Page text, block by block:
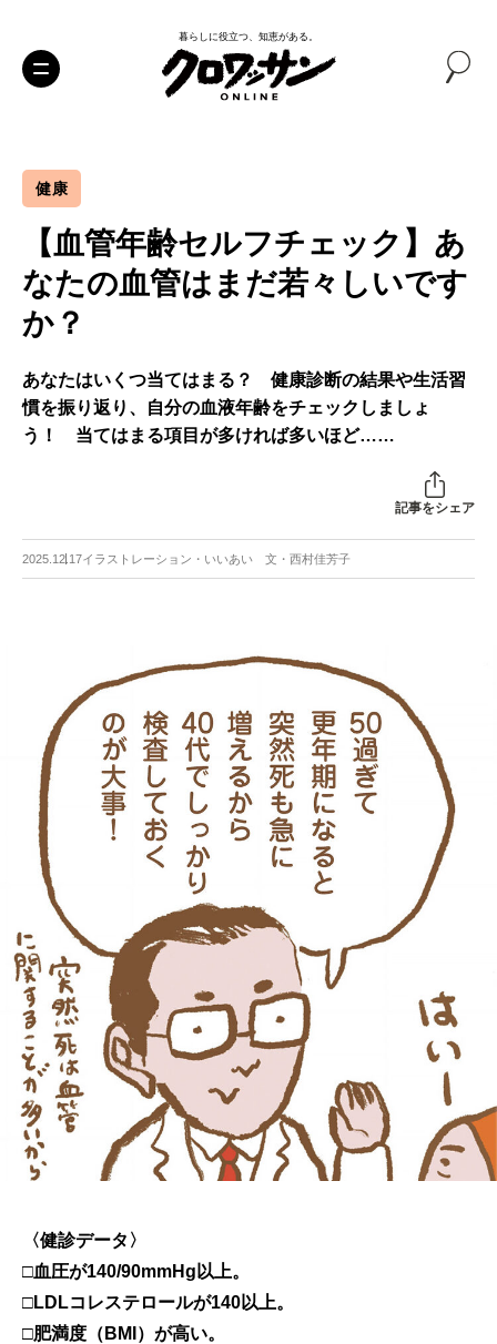
暮らしに役立つ、知恵がある。
健康
【血管年齢セルフチェック】あ
なたの血管はまだ若々しいです
か？
あなたはいくつ当てはまる？ 健康診断の結果や生活習
慣を振り返り、自分の血液年齢をチェックしましょ
う！ 当てはまる項目が多ければ多いほど……
記事をシェア
2025.12.17イラストレーション・いいあい 文・西村佳芳子
〈健診データ〉
□血圧が140/90mmHg以上。
□LDLコレステロールが140以上。
□肥満度（BMI）が高い。